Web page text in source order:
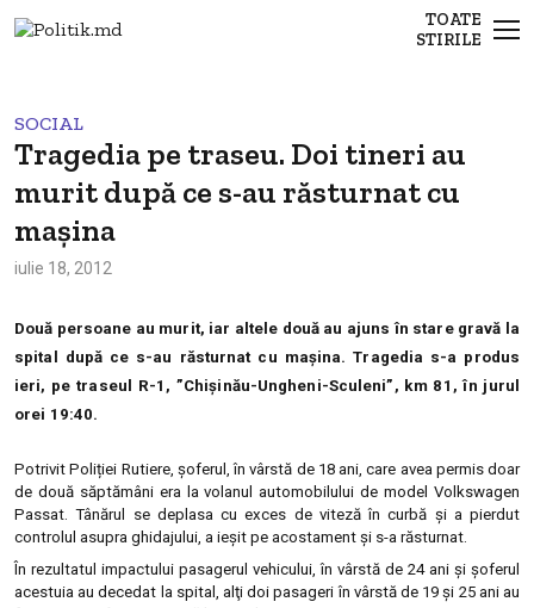
TOATE
STIRILE
SOCIAL
Tragedia pe traseu. Doi tineri au
murit după ce s-au răsturnat cu
mașina
iulie 18, 2012
Două persoane au murit, iar altele două au ajuns în stare gravă la
spital după ce s-au răsturnat cu mașina. Tragedia s-a produs
ieri, pe traseul R-1, ”Chişinău-Ungheni-Sculeni”, km 81, în jurul
orei 19:40.
Potrivit Poliției Rutiere, șoferul, în vârstă de 18 ani, care avea permis doar
de două săptămâni era la volanul automobilului de model Volkswagen
Passat. Tânărul se deplasa cu exces de viteză în curbă și a pierdut
controlul asupra ghidajului, a ieşit pe acostament şi s-a răsturnat.
În rezultatul impactului pasagerul vehicului, în vârstă de 24 ani şi şoferul
acestuia au decedat la spital, alţi doi pasageri în vârstă de 19 şi 25 ani au